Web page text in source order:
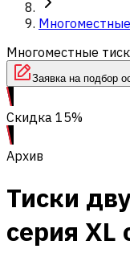
Многоместные
Заявка на подбор
Скидка 15%
Архив
Тиски
серия XL